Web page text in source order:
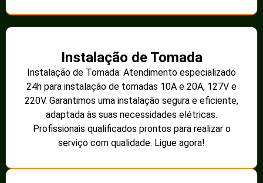
Instalação de Tomada
Instalação de Tomada: Atendimento especializado
24h para instalação de tomadas 10A e 20A, 127V e
220V. Garantimos uma instalação segura e eficiente,
adaptada às suas necessidades elétricas.
Profissionais qualificados prontos para realizar o
serviço com qualidade. Ligue agora!